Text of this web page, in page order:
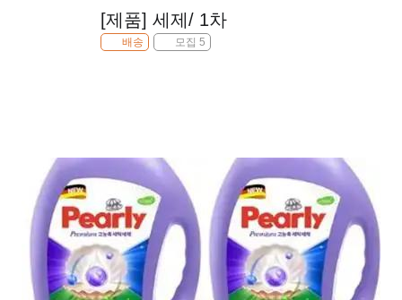
[제품] 세제/ 1차
배송 모집 5